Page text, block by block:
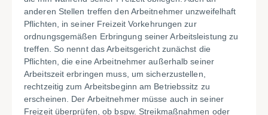
anderen Stellen treffen den Arbeitnehmer unzweifelhaft
Pflichten, in seiner Freizeit Vorkehrungen zur
ordnungsgemäßen Erbringung seiner Arbeitsleistung zu
treffen. So nennt das Arbeitsgericht zunächst die
Pflichten, die eine Arbeitnehmer außerhalb seiner
Arbeitszeit erbringen muss, um sicherzustellen,
rechtzeitig zum Arbeitsbeginn am Betriebssitz zu
erscheinen. Der Arbeitnehmer müsse auch in seiner
Freizeit überprüfen, ob bspw. Streikmaßnahmen oder